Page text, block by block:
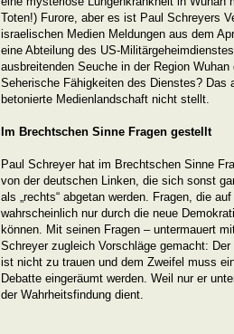
Toten!) Furore, aber es ist Paul Schreyers
israelischen Medien Meldungen aus dem
eine Abteilung des US-
ausbreitenden Seuche in der Region
Seherische Fähigkeiten des Dienstes? Das
betonierte Medienlandschaft nicht stellt.
Im Brechtschen Sinne Fragen gestellt
Paul Schreyer hat im Brechtschen Sinne
von der deutschen Linken, die sich sonst
als „rechts“ abgetan werden. Fragen, die
wahrscheinlich nur durch die neue
können. Mit seinen Fragen – untermauert
Schreyer zugleich Vorschläge gemacht: Der
ist nicht zu trauen und dem Zweifel muss
Debatte eingeräumt werden. Weil nur er
der Wahrheitsfindung dient.